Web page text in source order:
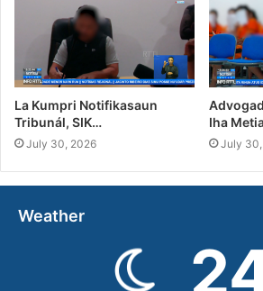
La Kumpri Notifikasaun
Tribunál, SIK…
July 30, 2026
Iha
July
Weather